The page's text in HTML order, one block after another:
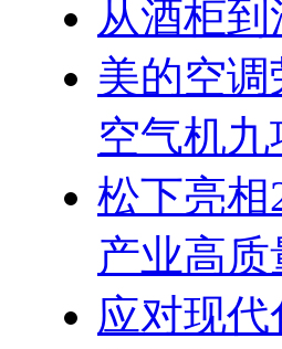
从酒柜
美的空
空气机
松下亮相
产业高质
应对现